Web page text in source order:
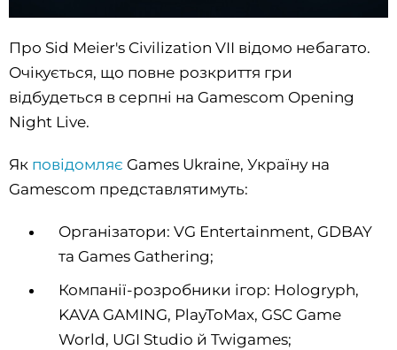
Про Sid Meier's Civilization VII відомо небагато.
Очікується, що повне розкриття гри
відбудеться в серпні на Gamescom Opening
Night Live.
Як повідомляє Games Ukraine, Україну на
Gamescom представлятимуть:
Організатори: VG Entertainment, GDBAY
та Games Gathering;
Компанії-розробники ігор: Hologryph,
KAVA GAMING, PlayToMax, GSC Game
World, UGI Studio й Twigames;